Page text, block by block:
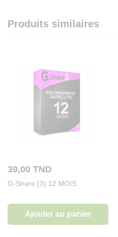
Produits similaires
39,00 TND
G-Share (3) 12 MOIS
Ajouter au panier